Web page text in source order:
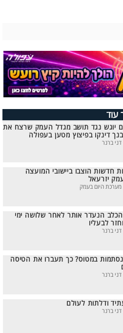
עוד
יוגש נגד תושב מגדל העמק שרצח את
דינקו בפיצוץ מטען בעפולה
חדשות הוצבו ביישובי המועצה
יזרעאל
הנעדר אותר לאחר שלושה ימי
לבעליו
נסתמות במטוס? כך תעברו את הטיסה
ודלתות לעולם